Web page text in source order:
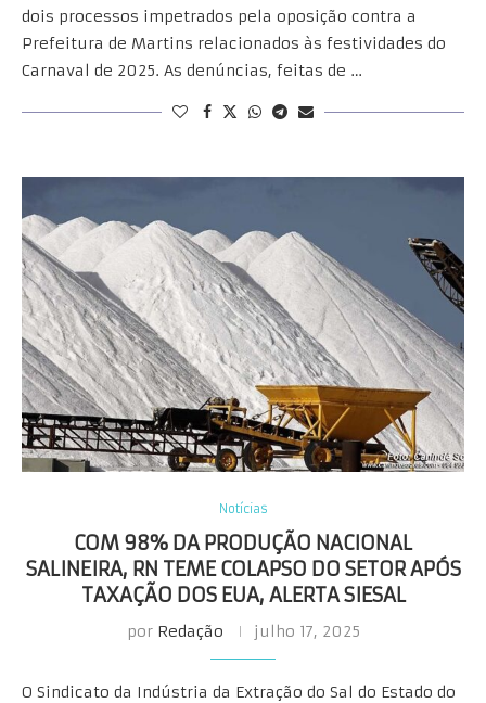
dois processos impetrados pela oposição contra a
Prefeitura de Martins relacionados às festividades do
Carnaval de 2025. As denúncias, feitas de …
Notícias
COM 98% DA PRODUÇÃO NACIONAL
SALINEIRA, RN TEME COLAPSO DO SETOR APÓS
TAXAÇÃO DOS EUA, ALERTA SIESAL
por Redação julho 17, 2025
O Sindicato da Indústria da Extração do Sal do Estado do